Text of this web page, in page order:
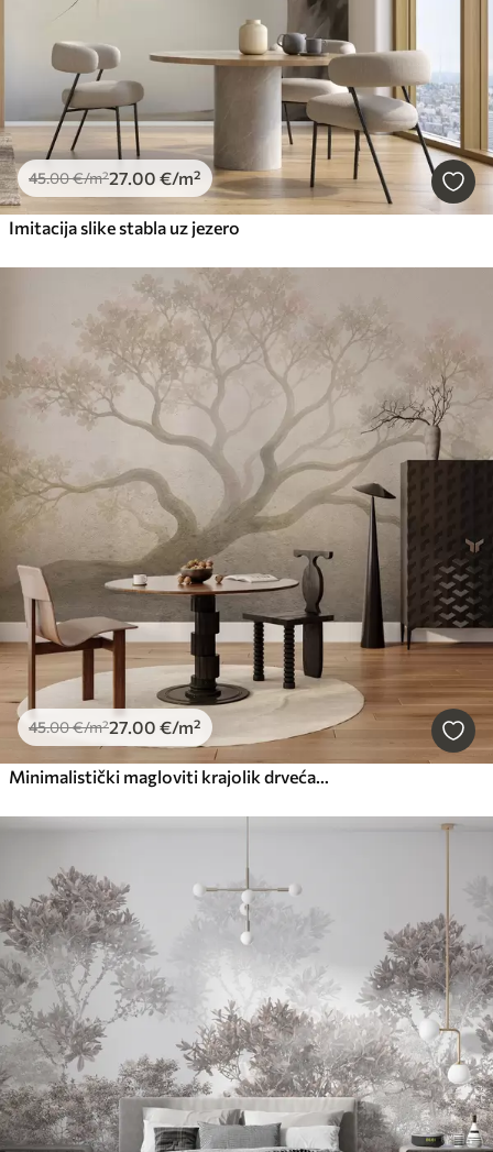
45.00€/m²27.00 €/m²
Imitacija slike stabla uz jezero
45.00€/m²27.00 €/m²
Minimalistički magloviti krajolik drveća u mekim bež tonovima, sanjiva atmosferska umjetnost